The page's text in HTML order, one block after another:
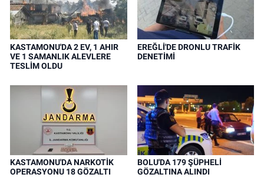
KASTAMONU'DA 2 EV, 1 AHIR
VE 1 SAMANLIK ALEVLERE
TESLİM OLDU
EREĞLİ'DE DRONLU TRAFİK
DENETİMİ
KASTAMONU'DA NARKOTİK
OPERASYONU 18 GÖZALTI
BOLU'DA 179 ŞÜPHELİ
GÖZALTINA ALINDI